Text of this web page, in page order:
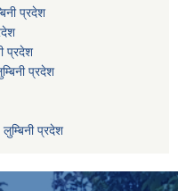
प्रदेश
प्रदेश
प्रदेश
लुम्बिनी प्रदेश